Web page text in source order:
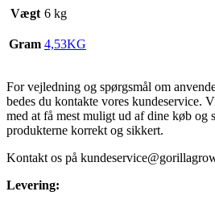
Vægt 6 kg
Gram 4,53KG
For vejledning og spørgsmål om
bedes du kontakte vores kundeservice.
med at få mest muligt ud af dine køb og
produkterne korrekt og sikkert.
Kontakt os på
Levering: